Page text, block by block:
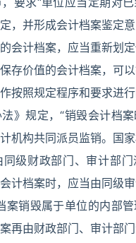
，并形成会计档案鉴定
会计档案，应当重新划定
存价值的会计档案，可
按照规定程序和要求进
》规定，“销毁会计档
机构共同派员监销。国
级财政部门、审计部门
计档案时，应当由同级
案销毁属于单位的内部
再由财政部门、审计部门